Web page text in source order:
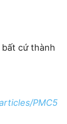
bất cứ thành
PMC5